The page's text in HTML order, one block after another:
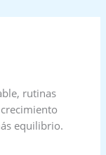
rutinas
equilibrio.